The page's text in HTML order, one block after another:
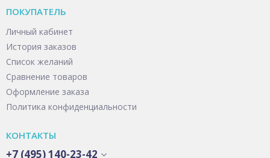
ПОКУПАТЕЛЬ
Личный кабинет
История заказов
Список желаний
Сравнение товаров
Оформление заказа
Политика конфиденциальности
КОНТАКТЫ
+7 (495) 140-23-42